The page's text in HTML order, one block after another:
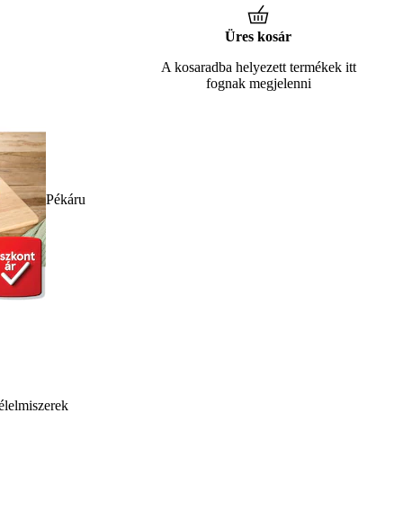
Pékáru
Üres kosár
A kosaradba helyezett termékek itt
fognak megjelenni